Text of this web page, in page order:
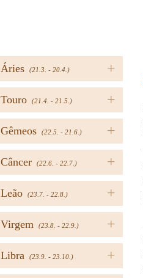
+
Áries (21.3. - 20.4.)
+
Touro (21.4. - 21.5.)
+
Gêmeos (22.5. - 21.6.)
+
Câncer (22.6. - 22.7.)
+
Leão (23.7. - 22.8.)
+
Virgem (23.8. - 22.9.)
+
Libra (23.9. - 23.10.)